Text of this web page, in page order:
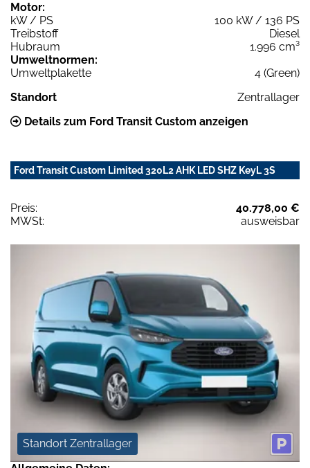
Motor:
kW / PS
100 kW / 136 PS
Treibstoff
Diesel
Hubraum
1.996 cm³
Umweltnormen:
Umweltplakette
4 (Green)
Standort
Zentrallager
Details zum Ford Transit Custom anzeigen
Ford Transit Custom Limited 320L2 AHK LED SHZ KeyL 3S
Preis:
40.778,00 €
MWSt:
ausweisbar
Standort Zentrallager